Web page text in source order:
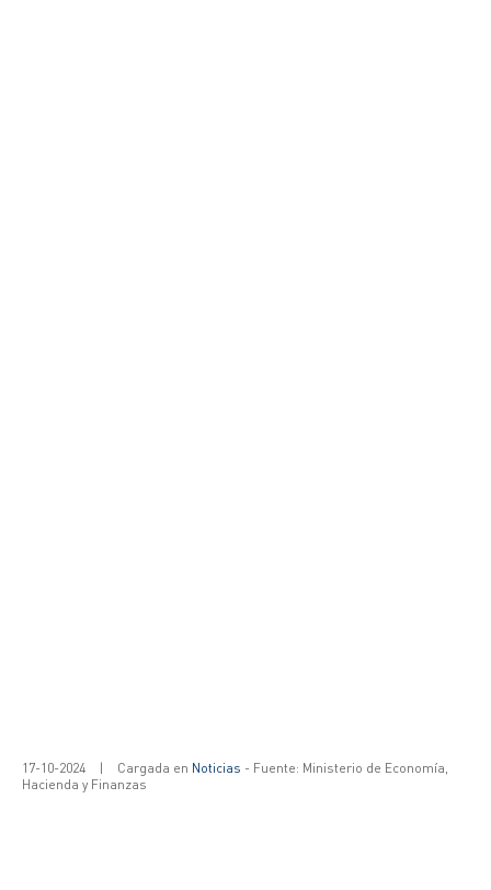
17-10-2024 | Cargada en Noticias - Fuente: Ministerio de Economía,
Hacienda y Finanzas